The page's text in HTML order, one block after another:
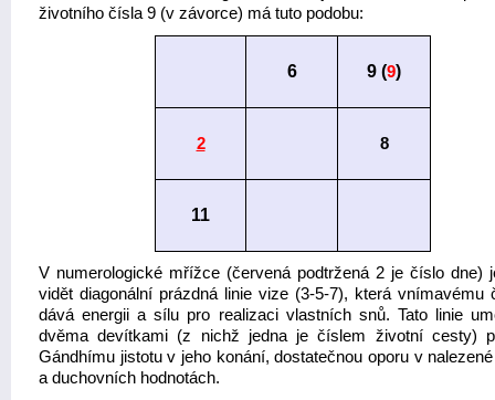
životního čísla 9 (v závorce) má tuto podobu:
6 9 (9)
2 8
11
V numerologické mřížce (červená podtržená 2 je číslo dne)
vidět diagonální prázdná linie vize (3-5-7), která vnímavému
dává energii a sílu pro realizaci vlastních snů. Tato linie
dvěma devítkami (z nichž jedna je číslem životní cesty)
Gándhímu jistotu v jeho konání, dostatečnou oporu v
a duchovních hodnotách.